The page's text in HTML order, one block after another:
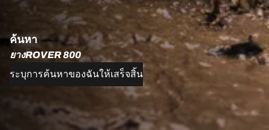
ค้นหา
ยางROVER 800
ระบุการค้นหาของฉันให้เสร็จสิ้น